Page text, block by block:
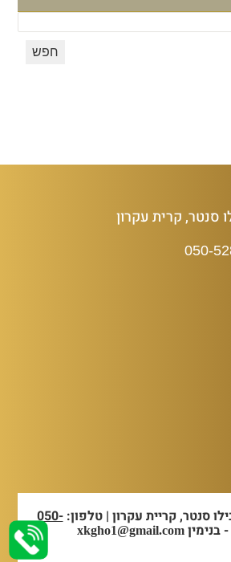
סנטר, קרית עקרון
סנטר, קריית עקרון | טלפון:050-
- בנימין xkgho1@gmail.com